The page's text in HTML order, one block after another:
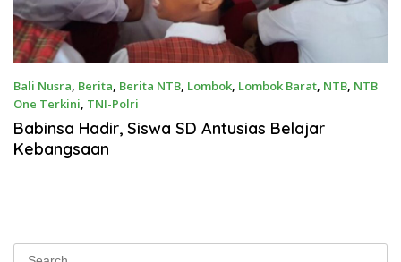
Bali Nusra, Berita, Berita NTB, Lombok, Lombok Barat, NTB, NTB
One Terkini, TNI-Polri
February 3, 2026
Babinsa Hadir, Siswa SD Antusias Belajar
Kebangsaan
Search